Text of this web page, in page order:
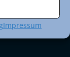
Impressum